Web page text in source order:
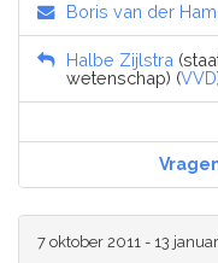
Boris van der Ham
Halbe Zijlstra
wetenschap) (VVD
7 oktober 2011 - 13